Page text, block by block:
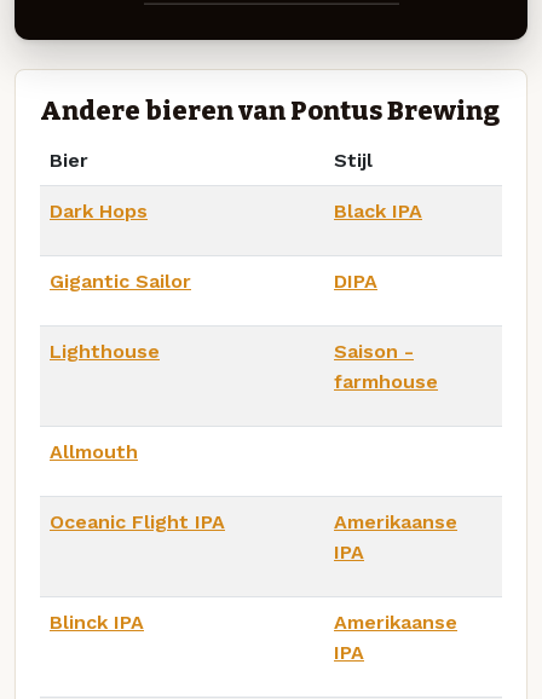
Andere bieren van Pontus Brewing
Bier Stijl
Dark Hops Black IPA
Gigantic Sailor DIPA
Lighthouse
Saison -
farmhouse
Allmouth
Oceanic Flight IPA
Amerikaanse
IPA
Blinck IPA
Amerikaanse
IPA